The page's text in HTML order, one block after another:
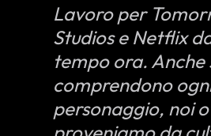
Lavoro per
Studios e Netflix
tempo ora. Anche
comprendono
personaggio, noi